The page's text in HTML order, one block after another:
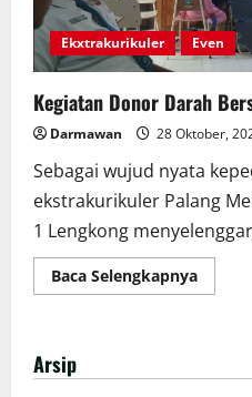
Ekxtrakurikuler Even
Kegiatan Donor Darah
Darmawan 28 Oktober,
Sebagai wujud nyata
ekstrakurikuler Palang
1 Lengkong
Baca SelengkapnyaRead
more
Arsip